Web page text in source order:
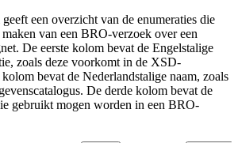
een overzicht van de enumeraties die
van een BRO-verzoek over een
. De eerste kolom bevat de Engelstalige
zoals deze voorkomt in de XSD-
bevat de Nederlandstalige naam, zoals
De derde kolom bevat de
gebruikt mogen worden in een BRO-